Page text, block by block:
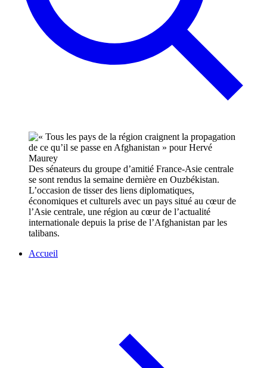
Des sénateurs du groupe d’amitié France-Asie centrale
se sont rendus la semaine dernière en Ouzbékistan.
L’occasion de tisser des liens diplomatiques,
économiques et culturels avec un pays situé au cœur de
l’Asie centrale, une région au cœur de l’actualité
internationale depuis la prise de l’Afghanistan par les
talibans.
Accueil